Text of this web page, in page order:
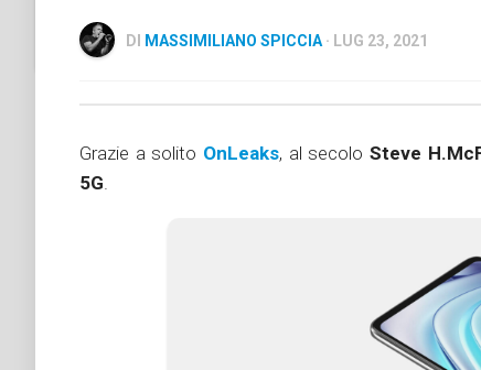
DI MASSIMILIANO SPICCIA · LUG 23, 2021
Grazie a solito OnLeaks, al secolo Steve
5G.